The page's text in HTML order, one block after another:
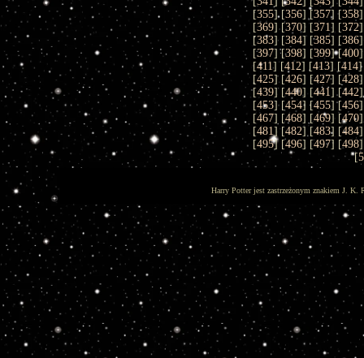
[355] [356] [357] [358
[369] [370] [371] [372
[383] [384] [385] [386
[397] [398] [399] [400
[411] [412] [413] [414
[425] [426] [427] [428
[439] [440] [441] [442
[453] [454] [455] [456
[467] [468] [469] [470
[481] [482] [483] [484
[495] [496] [497] [498
[
Harry Potter jest zastrzeżonym znakiem J. K.